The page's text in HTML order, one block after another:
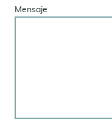
Mensaje